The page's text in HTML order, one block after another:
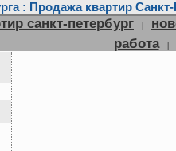
: Продажа квартир
санкт-петербург |
работа
|